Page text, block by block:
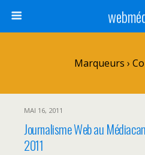
Marqueurs ›
MAI 16, 2011
Journalisme Web au
2011